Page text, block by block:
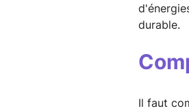
durable.
Il faut